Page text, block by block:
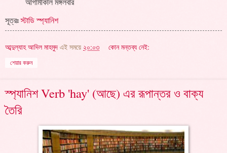
সূত্রঃস্টাডি স্প্যানিশ
আব্দুল্যাহ আদিল মাহমুদ এই সময়ে ২০:০৩ কোন মন্তব্য নেই:
শেয়ার করুন
স্প্যানিশ Verb 'hay' (আছে) এর রূপান্তর ও বাক্য
তৈরি